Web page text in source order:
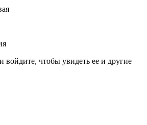
войдите, чтобы увидеть ее и другие